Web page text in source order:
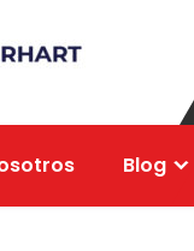
Blog